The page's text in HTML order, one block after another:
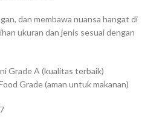
dan membawa nuansa hangat di
ukuran dan jenis sesuai dengan
Grade A (kualitas terbaik)
Grade (aman untuk makanan)